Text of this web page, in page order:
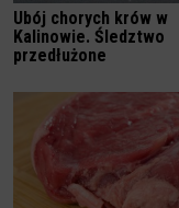
Ubój chorych krów w
Kalinowie. Śledztwo
przedłużone